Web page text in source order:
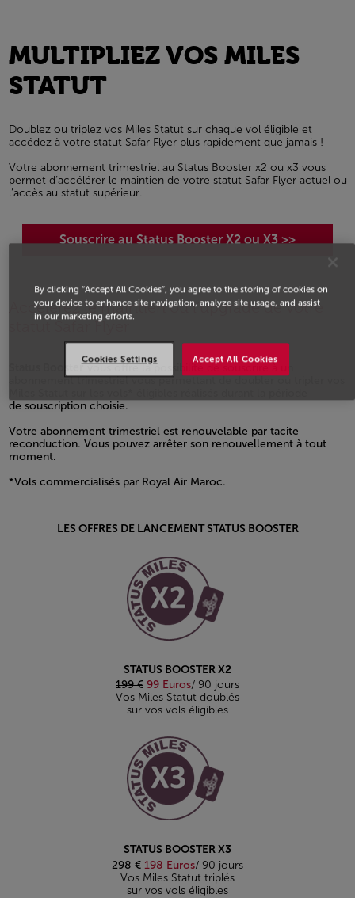
MULTIPLIEZ VOS MILES
STATUT
Doublez ou triplez vos Miles Statut sur chaque vol éligible et
accédez à votre statut Safar Flyer plus rapidement que jamais !
Votre abonnement trimestriel au Status Booster x2 ou x3 vous
permet d’accélérer le maintien de votre statut Safar Flyer actuel ou
l’accès au statut supérieur.
Souscrire au Status Booster X2 ou X3 >>
Accélérez le maintien ou l’upgrade de votre
statut Safar Flyer
Status Boostervous offre la possibilité de souscrire à un
abonnement trimestriel vous permettant de doubler ou tripler vos
de souscription choisie.
Votre abonnement trimestriel est renouvelable par tacite
reconduction. Vous pouvez arrêter son renouvellement à tout
moment.
*Vols commercialisés par Royal Air Maroc.
LES OFFRES DE LANCEMENT STATUS BOOSTER
STATUS BOOSTER X2
199 € 99 Euros/ 90 jours
Vos Miles Statut doublés
sur vos vols éligibles
STATUS BOOSTER X3
298 € 198 Euros/ 90 jours
Vos Miles Statut triplés
sur vos vols éligibles
By clicking “Accept All Cookies”, you agree to the storing of cookies on
your device to enhance site navigation, analyze site usage, and assist
in our marketing efforts.
Accept All Cookies
Cookies Settings